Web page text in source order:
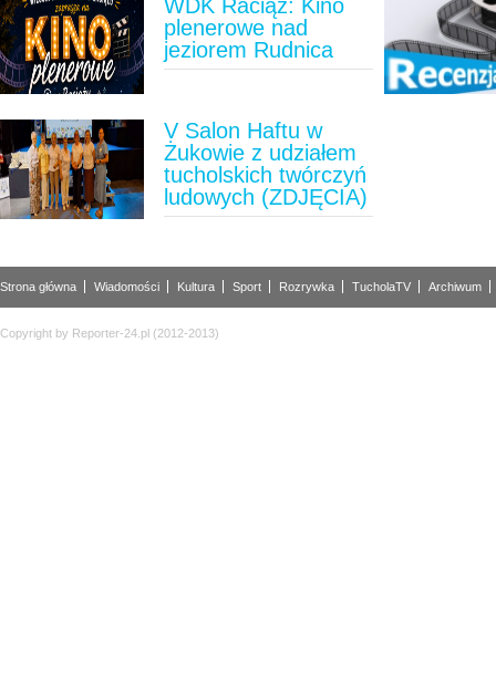
WDK Raciąż: Kino
plenerowe nad
jeziorem Rudnica
V Salon Haftu w
Żukowie z udziałem
tucholskich twórczyń
ludowych (ZDJĘCIA)
Strona główna Wiadomości Kultura Sport Rozrywka TucholaTV Archiwum
Copyright by Reporter-24.pl (2012-2013)